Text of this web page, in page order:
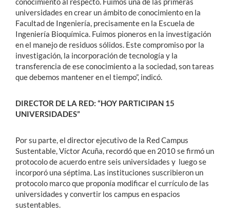
universidades en crear un ámbito de conocimiento en la
Facultad de Ingeniería, precisamente en la Escuela de
Ingeniería Bioquímica. Fuimos pioneros en la investigación
en el manejo de residuos sólidos. Este compromiso por la
investigación, la incorporación de tecnología y la
transferencia de ese conocimiento a la sociedad, son tareas
que debemos mantener en el tiempo”, indicó.
DIRECTOR DE LA RED: “HOY PARTICIPAN 15
UNIVERSIDADES”
Por su parte, el director ejecutivo de la Red Campus
Sustentable, Víctor Acuña, recordó que en 2010 se firmó un
protocolo de acuerdo entre seis universidades y luego se
incorporó una séptima. Las instituciones suscribieron un
protocolo marco que proponía modificar el currículo de las
universidades y convertir los campus en espacios
sustentables.